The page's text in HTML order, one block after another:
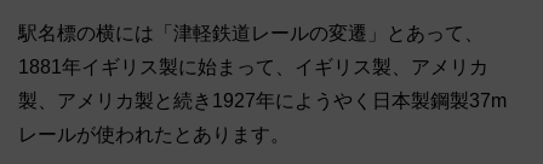
駅名標の横には「津軽鉄道レールの変遷」とあって、
1881年イギリス製に始まって、イギリス製、アメリカ
製、アメリカ製と続き1927年にようやく日本製鋼製37m
レールが使われたとあります。